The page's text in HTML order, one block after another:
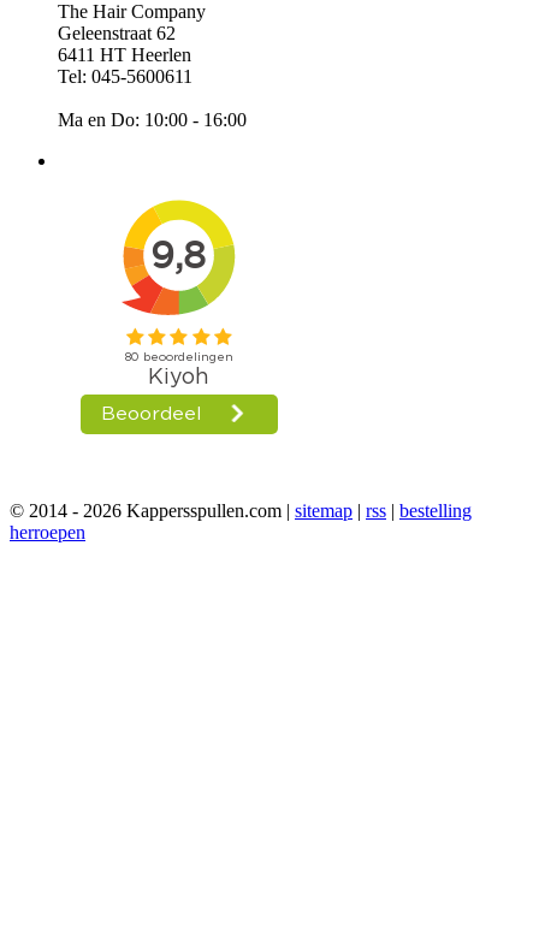
The Hair Company
Geleenstraat 62
6411 HT Heerlen
Tel: 045-5600611
Ma en Do: 10:00 - 16:00
© 2014 - 2026 Kappersspullen.com | sitemap | rss | bestelling
herroepen